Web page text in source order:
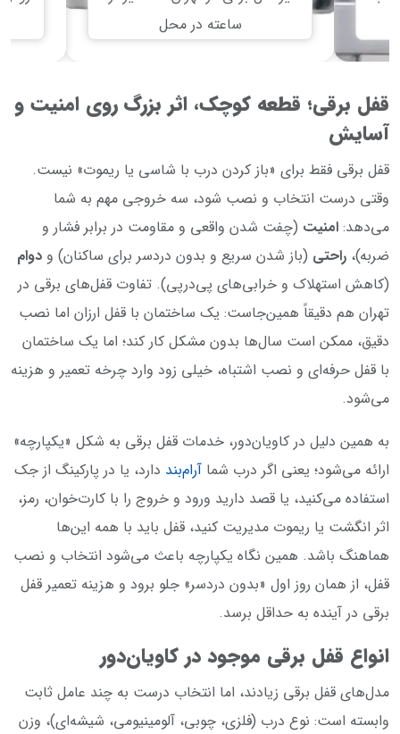
ساعته در محل
قفل برقی؛ قطعه کوچک، اثر بزرگ روی امنیت و
آسایش
قفل برقی فقط برای «باز کردن درب با شاسی یا ریموت» نیست.
وقتی درست انتخاب و نصب شود، سه خروجی مهم به شما
می‌دهد: امنیت (چفت شدن واقعی و مقاومت در برابر فشار و
ضربه)، راحتی (باز شدن سریع و بدون دردسر برای ساکنان) و دوام
(کاهش استهلاک و خرابی‌های پی‌درپی). تفاوت قفل‌های برقی در
تهران هم دقیقاً همین‌جاست: یک ساختمان با قفل ارزان اما نصب
دقیق، ممکن است سال‌ها بدون مشکل کار کند؛ اما یک ساختمان
با قفل حرفه‌ای و نصب اشتباه، خیلی زود وارد چرخه تعمیر و هزینه
می‌شود.
به همین دلیل در کاویان‌دور، خدمات قفل برقی به شکل «یکپارچه»
ارائه می‌شود؛ یعنی اگر درب شما آرام‌بند دارد، یا در پارکینگ از جک
استفاده می‌کنید، یا قصد دارید ورود و خروج را با کارت‌خوان، رمز،
اثر انگشت یا ریموت مدیریت کنید، قفل باید با همه این‌ها
هماهنگ باشد. همین نگاه یکپارچه باعث می‌شود انتخاب و نصب
قفل، از همان روز اول «بدون دردسر» جلو برود و هزینه تعمیر قفل
برقی در آینده به حداقل برسد.
انواع قفل برقی موجود در کاویان‌دور
مدل‌های قفل برقی زیادند، اما انتخاب درست به چند عامل ثابت
وابسته است: نوع درب (فلزی، چوبی، آلومینیومی، شیشه‌ای)، وزن